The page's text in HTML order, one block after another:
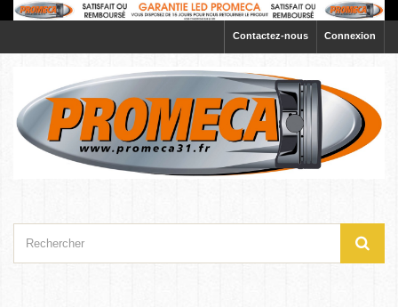
Connexion
Contactez-nous